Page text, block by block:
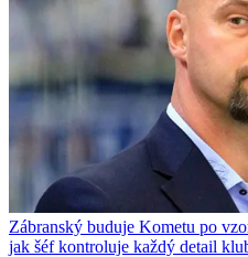
Zábranský buduje Kometu po
jak šéf kontroluje každý detail